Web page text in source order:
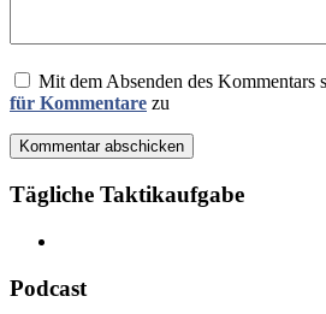
Mit dem Absenden des Kommentars
für Kommentare zu
Kommentar abschicken
Tägliche Taktikaufgabe
Podcast